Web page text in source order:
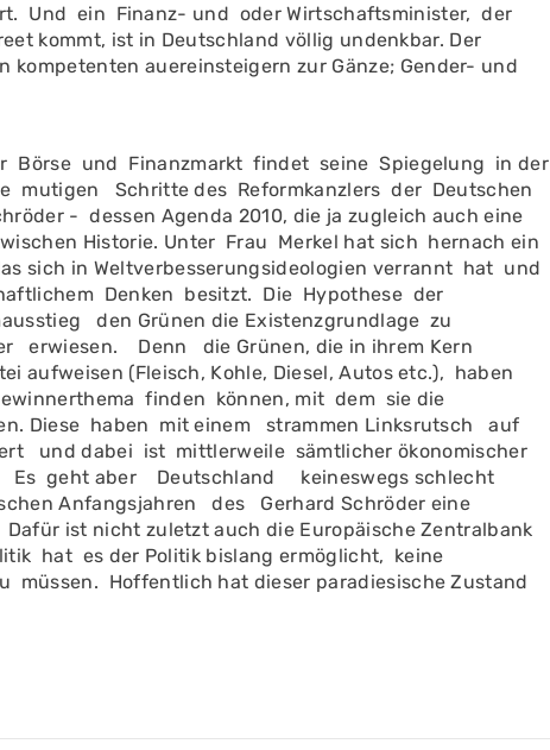
Und ein Finanz- und oder Wirtschaftsminister, der
kommt, ist in Deutschland völlig undenkbar. Der
kompetenten auereinsteigern zur Gänze; Gender- und
Börse und Finanz­markt findet seine Spiegelung in der
mutigen Schritte des Reformkanzlers der Deut­schen
- dessen Agenda 2010, die ja zugleich auch eine
Historie. Unter Frau Merkel hat sich her­nach ein
sich in Weltverbesserungsideologien verrannt hat und
Denken besitzt. Die Hypo­these der
den Grünen die Existenzgrundlage zu
erwiesen. Denn die Grünen, die in ihrem Kern
aufweisen (Fleisch, Kohle, Diesel, Autos etc.), haben
finden können, mit dem sie die
Die­se haben mit einem strammen Linksrutsch auf
und dabei ist mittlerweile sämtlicher ökonomischer
Es geht aber Deutschland keineswegs schlecht
Anfangsjahren des Gerhard Schröder eine
ist nicht zuletzt auch die Europäische Zentralbank
hat es der Politik bislang ermöglicht, kei­ne
müssen. Hoffent­lich hat dieser paradiesische Zustand